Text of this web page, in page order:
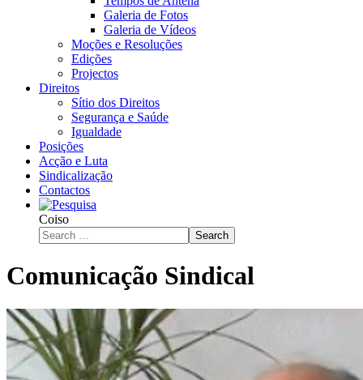
Galeria de Fotos
Galeria de Vídeos
Moções e Resoluções
Edições
Projectos
Direitos
Sítio dos Direitos
Segurança e Saúde
Igualdade
Posições
Acção e Luta
Sindicalização
Contactos
Coiso
Search
Comunicação Sindical